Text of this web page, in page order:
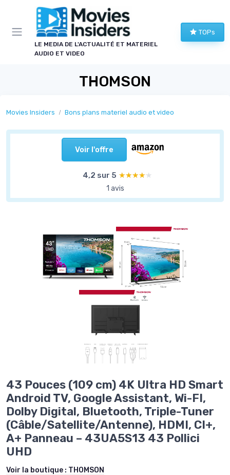
LE MEDIA DE L'ACTUALITÉ ET MATERIEL
AUDIO ET VIDEO
TOPs
THOMSON
Movies Insiders Bons plans materiel audio et video
Voir l'offre
4,2 sur 5 ★★★★★
★★★★★
1 avis
43 Pouces (109 cm) 4K Ultra HD Smart
Android TV, Google Assistant, Wi-FI,
Dolby Digital, Bluetooth, Triple-Tuner
(Câble/Satellite/Antenne), HDMI, CI+,
A+ Panneau – 43UA5S13 43 Pollici
UHD
Voir la boutique : THOMSON
Panneau de gestion des cookies